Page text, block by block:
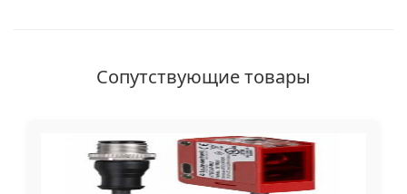
Сопутствующие товары